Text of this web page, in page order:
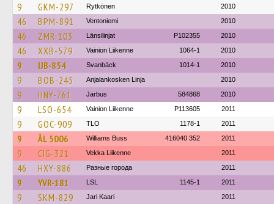
9 GKM-297 Rytkönen 2010
46 BPM-891 Ventoniemi 2010
46 ZMR-103 Länsilinjat P102355 2010
46 XXB-579 Vainion Liikenne 1064-1 2010
9 IJB-854 Svanbäck 1014-1 2010
9 BOB-245 Anjalankosken Linja 2010
9 HNY-761 Jarbus 584868 2010
9 LSO-654 Vainion Liikenne P113605 2011
9 GOC-909 TLO 1178-1 2011
9 ÅL 5006 Williams Buss 416040 352 2011
9 CIG-321 Vekka Liikenne 2011
46 HXY-886 Разные города 2011
9 YVR-181 LSL 1145-1 2011
9 SKM-829 Jari Kaari 2011